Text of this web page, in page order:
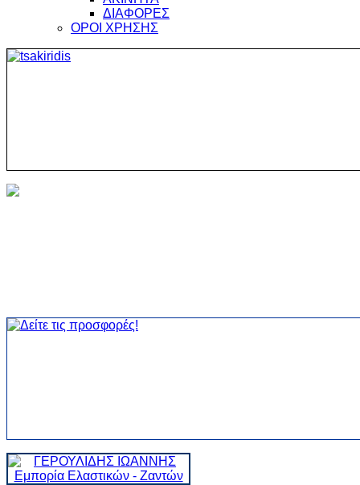
ΔΙΑΦΟΡΕΣ
ΟΡΟΙ ΧΡΗΣΗΣ